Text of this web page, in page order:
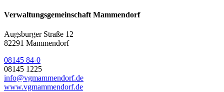
Verwaltungsgemeinschaft Mammendorf
Augsburger Straße 12
82291 Mammendorf
08145 84-0
08145 1225
info@vgmammendorf.de
www.vgmammendorf.de